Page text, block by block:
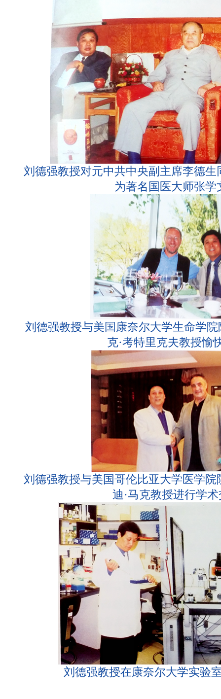
刘德强教授对元中共中央副主席李德
为著名国医大师张学
刘德强教授与美国康奈尔大学生命学
克·考特里克夫教授愉
刘德强教授与美国哥伦比亚大学医学
迪·马克教授进行学
刘德强教授在康奈尔大学实验